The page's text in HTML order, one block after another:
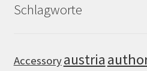
Schlagworte
Accessoryaustria